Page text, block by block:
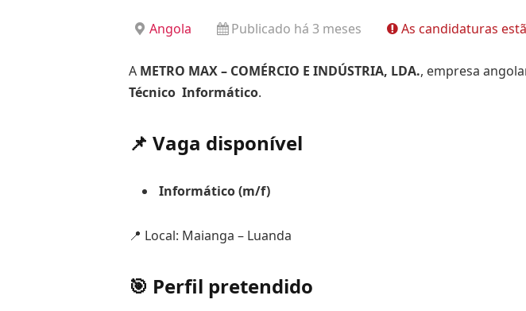
Angola Publicado há 3 meses As candidaturas
A METRO MAX – COMÉRCIO E INDÚSTRIA, LDA., empresa
Técnico Informático.
📌 Vaga disponível
Informático (m/f)
📍 Local: Maianga – Luanda
🎯 Perfil pretendido